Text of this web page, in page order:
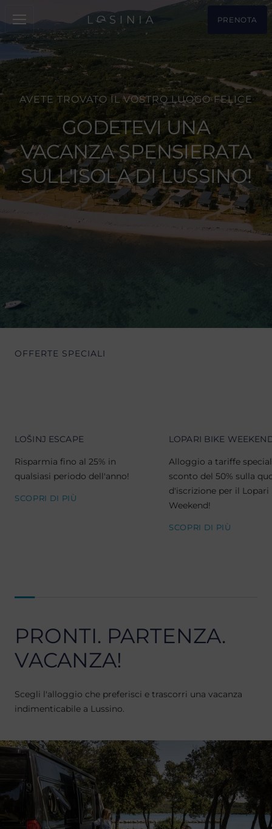
PRENOTA
AVETE TROVATO IL VOSTRO LUOGO FELICE
GODETEVI UNA
VACANZA SPENSIERATA
SULL'ISOLA DI LUSSINO!
OFFERTE SPECIALI
LOŠINJ ESCAPE
Risparmia fino al 25% in
qualsiasi periodo dell'anno!
SCOPRI DI PIÙ
LOPARI BIKE
Alloggio a tariffe
sconto del 50% sulla
d'iscrizione per il Lopari
Weekend!
SCOPRI DI PIÙ
PRONTI. PARTENZA.
VACANZA!
Scegli l'alloggio che preferisci e trascorri una vacanza
indimenticabile a Lussino.